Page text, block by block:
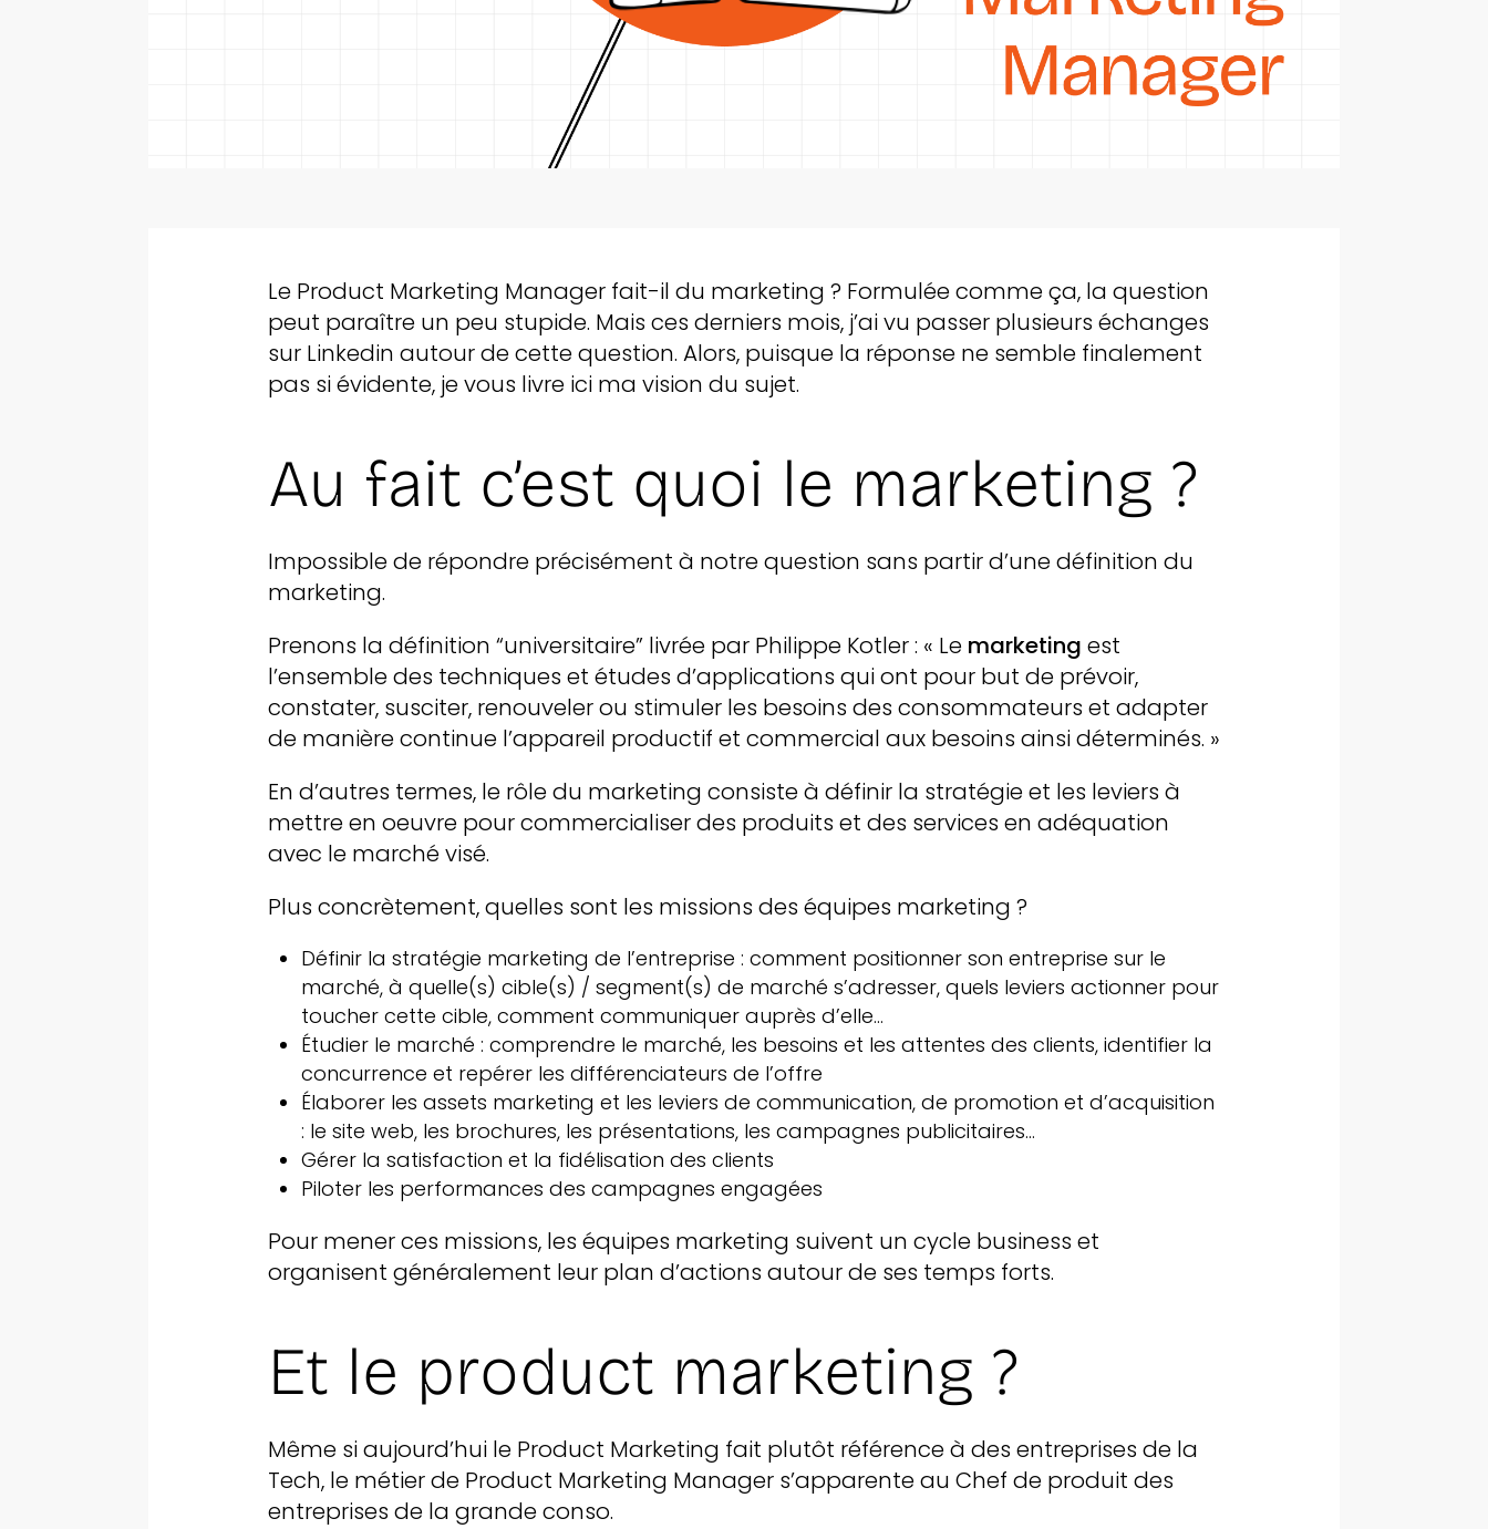
Le Product Marketing Manager fait-il du marketing ? Formulée comme ça, la question
peut paraître un peu stupide. Mais ces derniers mois, j’ai vu passer plusieurs échanges
sur Linkedin autour de cette question. Alors, puisque la réponse ne semble finalement
pas si évidente, je vous livre ici ma vision du sujet.
Au fait c’est quoi le marketing ?
Impossible de répondre précisément à notre question sans partir d’une définition du
marketing.
Prenons la définition “universitaire” livrée par Philippe Kotler : « Le marketing est
l’ensemble des techniques et études d’applications qui ont pour but de prévoir,
constater, susciter, renouveler ou stimuler les besoins des consommateurs et adapter
de manière continue l’appareil productif et commercial aux besoins ainsi déterminés. »
En d’autres termes, le rôle du marketing consiste à définir la stratégie et les leviers à
mettre en oeuvre pour commercialiser des produits et des services en adéquation
avec le marché visé.
Plus concrètement, quelles sont les missions des équipes marketing ?
Définir la stratégie marketing de l’entreprise : comment positionner son entreprise sur le
marché, à quelle(s) cible(s) / segment(s) de marché s’adresser, quels leviers actionner pour
toucher cette cible, comment communiquer auprès d’elle…
Étudier le marché : comprendre le marché, les besoins et les attentes des clients, identifier la
concurrence et repérer les différenciateurs de l’offre
Élaborer les assets marketing et les leviers de communication, de promotion et d’acquisition
: le site web, les brochures, les présentations, les campagnes publicitaires…
Gérer la satisfaction et la fidélisation des clients
Piloter les performances des campagnes engagées
Pour mener ces missions, les équipes marketing suivent un cycle business et
organisent généralement leur plan d’actions autour de ses temps forts.
Et le product marketing ?
Même si aujourd’hui le Product Marketing fait plutôt référence à des entreprises de la
Tech, le métier de Product Marketing Manager s’apparente au Chef de produit des
entreprises de la grande conso.